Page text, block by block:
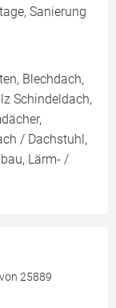
Sanierung
Blechdach,
Schindeldach,
/ Dachstuhl,
Lärm- /
25889